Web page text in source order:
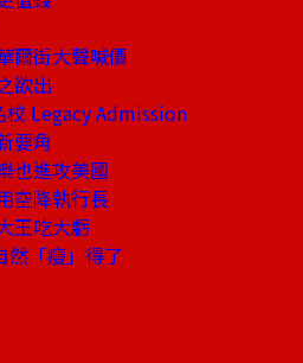
爾街大聲喊價
欲出
校 Legacy Admission
要角
也進攻美國
空降執行長
王吃大虧
「瘦」得了